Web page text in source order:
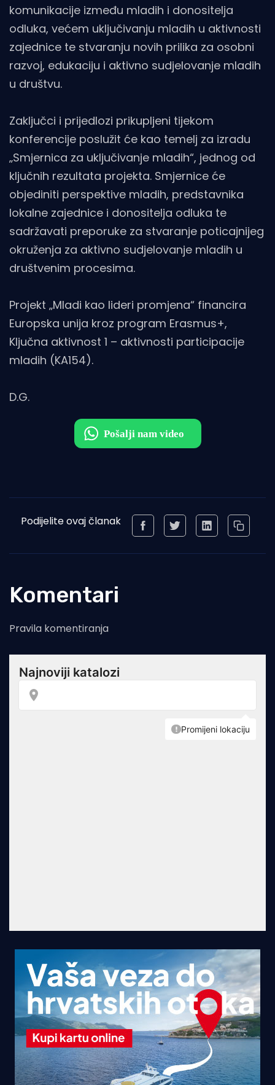
komunikacije između mladih i donositelja
odluka, većem uključivanju mladih u aktivnosti
zajednice te stvaranju novih prilika za osobni
razvoj, edukaciju i aktivno sudjelovanje mladih
u društvu.
Zaključci i prijedlozi prikupljeni tijekom
konferencije poslužit će kao temelj za izradu
„Smjernica za uključivanje mladih“, jednog od
ključnih rezultata projekta. Smjernice će
objediniti perspektive mladih, predstavnika
lokalne zajednice i donositelja odluka te
sadržavati preporuke za stvaranje poticajnijeg
okruženja za aktivno sudjelovanje mladih u
društvenim procesima.
Projekt „Mladi kao lideri promjena“ financira
Europska unija kroz program Erasmus+,
Ključna aktivnost 1 – aktivnosti participacije
mladih (KA154).
D.G.
Podijelite ovaj članak
Komentari
Pravila komentiranja